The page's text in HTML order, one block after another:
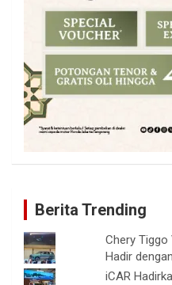
Berita Trending
Chery Tiggo
Hadir
iCAR